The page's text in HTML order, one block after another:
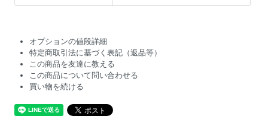
オプションの値段詳細
特定商取引法に基づく表記（返品等）
この商品を友達に教える
この商品について問い合わせる
買い物を続ける